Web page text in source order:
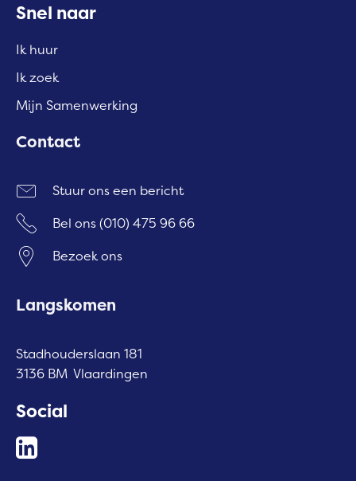
Contactinformatie
Snel naar
Ik huur
Ik zoek
Mijn Samenwerking
Contact
Stuur ons een bericht
Bel ons(010) 475 96 66
Bezoek ons
Langskomen
Stadhouderslaan 181
3136 BM Vlaardingen
Social